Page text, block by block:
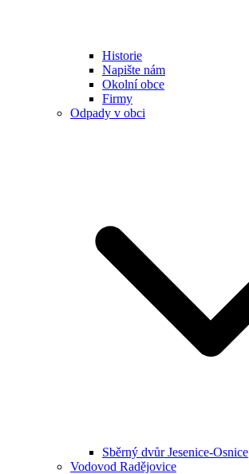
Historie
Napište nám
Okolní obce
Firmy
Odpady v obci
Sběrný dvůr Jesenice-Osnice
Vodovod Radějovice